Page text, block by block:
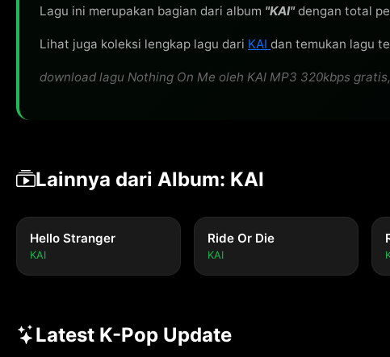
Lagu ini merupakan bagian dari album "KAI"dengan total
Lihat juga koleksi lengkap lagu dari KAI dan temukan lagu
download lagu Nothing On Me oleh KAI MP3 320kbps
Lainnya dari Album: KAI
Hello Stranger
KAI
Ride Or Die
KAI
Latest K-Pop Update